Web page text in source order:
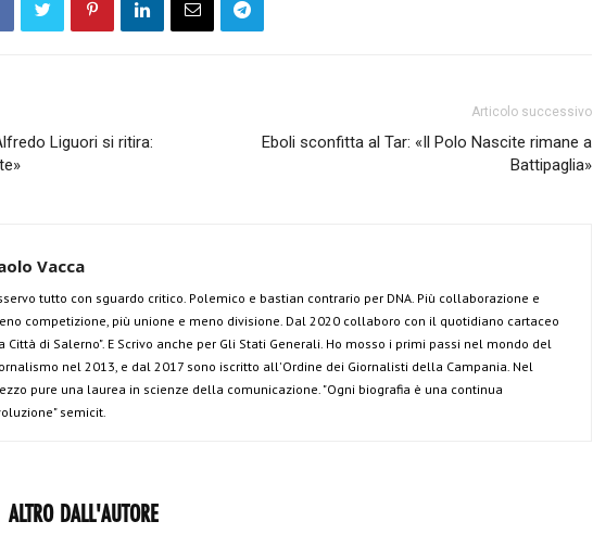
Liguori si ritira:
Articolo successivo
Eboli sconfitta al Tar: «Il Polo Nascite rimane a
Battipaglia»
Vacca
tutto con sguardo critico. Polemico e bastian contrario per DNA. Più collaborazione e
competizione, più unione e meno divisione. Dal 2020 collaboro con il quotidiano cartaceo
Città di Salerno". E Scrivo anche per Gli Stati Generali. Ho mosso i primi passi nel mondo del
nel 2013, e dal 2017 sono iscritto all'Ordine dei Giornalisti della Campania. Nel
pure una laurea in scienze della comunicazione. "Ogni biografia è una continua
semicit.
ALTRO DALL'AUTORE